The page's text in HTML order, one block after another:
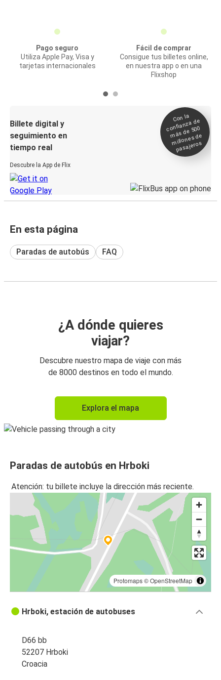
Pago seguro
Utiliza Apple Pay, Visa y
tarjetas internacionales
Fácil de comprar
Consigue tus billetes online,
en nuestra app o en una
Flixshop
Billete digital y
seguimiento en
tiempo real
Descubre la App de Flix
Con la
confianza de
más de 500
millones de
pasajeros
En esta página
Paradas de autobús FAQ
¿A dónde quieres
viajar?
Descubre nuestro mapa de viaje con más
de 8000 destinos en todo el mundo.
Explora el mapa
Paradas de autobús en Hrboki
Atención: tu billete incluye la dirección más reciente.
Protomaps©OpenStreetMap
Hrboki, estación de autobuses
D66 bb
52207 Hrboki
Croacia